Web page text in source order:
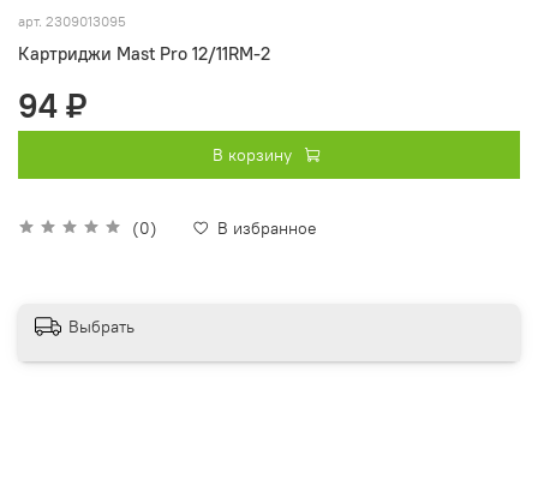
арт. 2309013095
Картриджи Mast Pro 12/11RM-2
(0) В избранное
94 ₽
В корзину
Выбрать